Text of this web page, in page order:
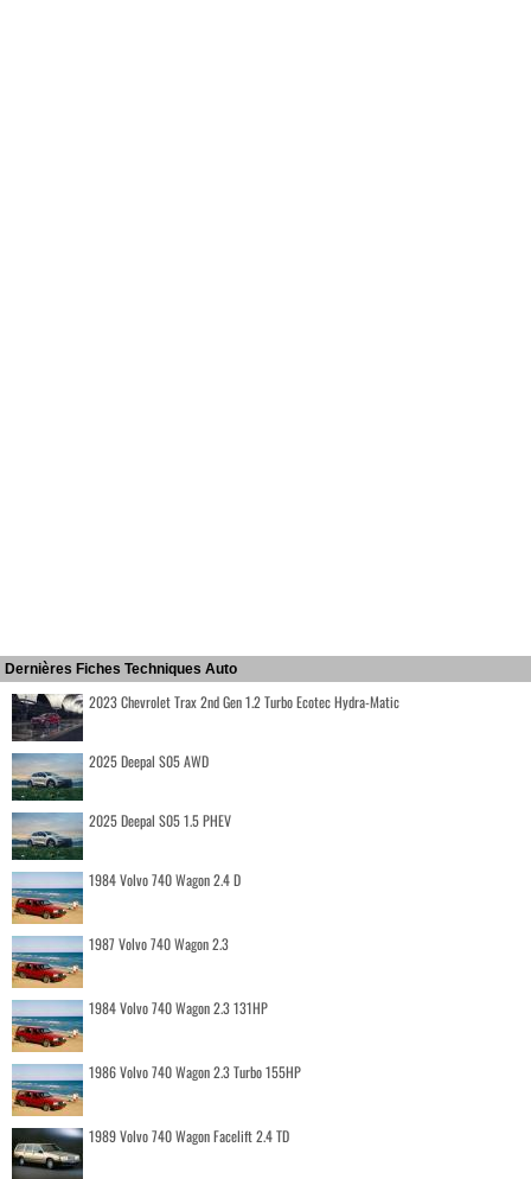
Dernières Fiches Techniques Auto
2023 Chevrolet Trax 2nd Gen 1.2 Turbo Ecotec Hydra-Matic
2025 Deepal S05 AWD
2025 Deepal S05 1.5 PHEV
1984 Volvo 740 Wagon 2.4 D
1987 Volvo 740 Wagon 2.3
1984 Volvo 740 Wagon 2.3 131HP
1986 Volvo 740 Wagon 2.3 Turbo 155HP
1989 Volvo 740 Wagon Facelift 2.4 TD